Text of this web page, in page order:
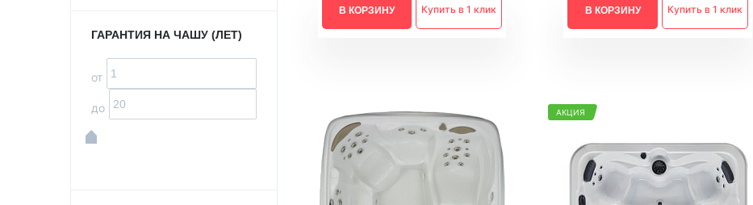
ГАРАНТИЯ НА ЧАШУ (ЛЕТ)
от
до
В КОРЗИНУ Купить в 1 клик В КОРЗИНУ Купить в 1 клик
АКЦИЯ